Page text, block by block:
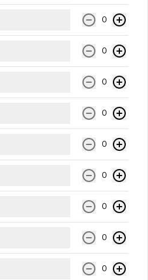
Carne angus, queso cheddar, tocino,
cebolla salteada, pepinillos y salsa
Carne angus, queso cheddar, tocino,
pepperoni, choricillo y salsa golf.
0
0
0
0
0
0
0
0
0